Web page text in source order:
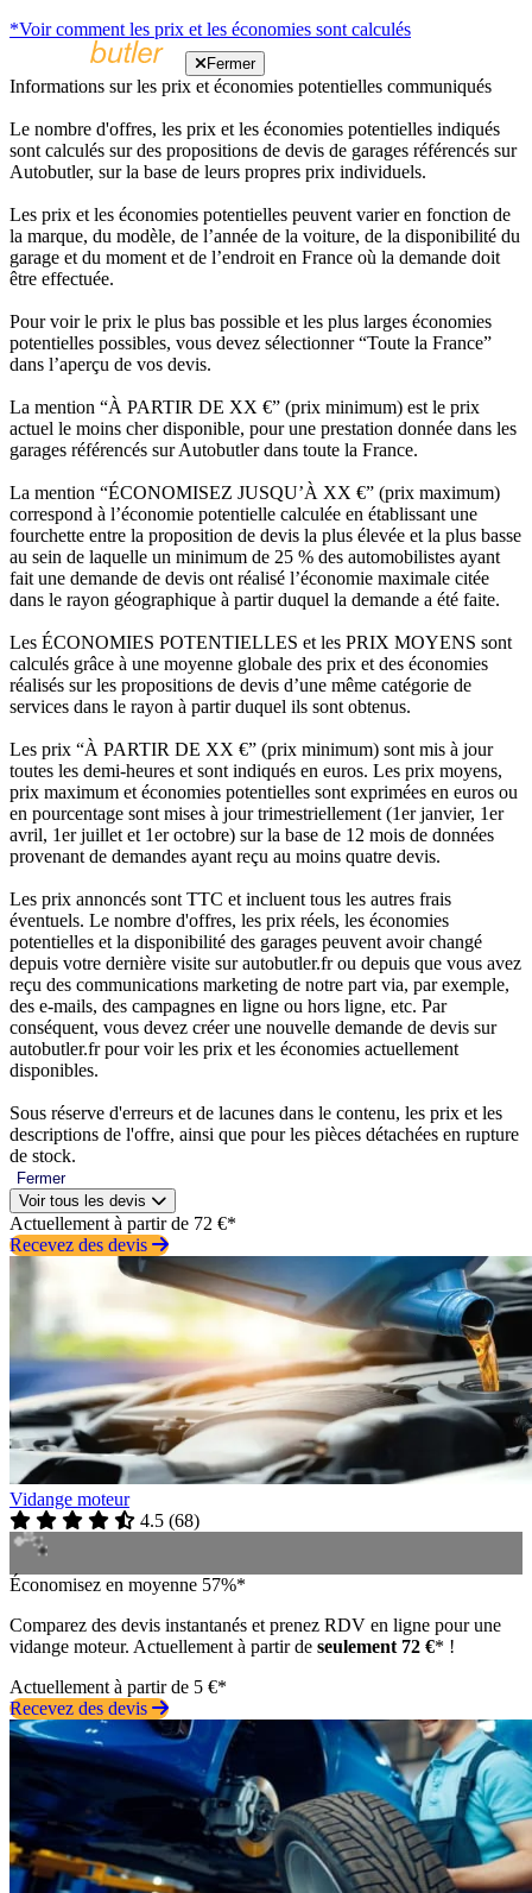
*Voir comment les prix et les économies sont calculés
Fermer
Informations sur les prix et économies potentielles communiqués
Le nombre d'offres, les prix et les économies potentielles indiqués
sont calculés sur des propositions de devis de garages référencés sur
Autobutler, sur la base de leurs propres prix individuels.
Les prix et les économies potentielles peuvent varier en fonction de
la marque, du modèle, de l’année de la voiture, de la disponibilité du
garage et du moment et de l’endroit en France où la demande doit
être effectuée.
Pour voir le prix le plus bas possible et les plus larges économies
potentielles possibles, vous devez sélectionner “Toute la France”
dans l’aperçu de vos devis.
La mention “À PARTIR DE XX €” (prix minimum) est le prix
actuel le moins cher disponible, pour une prestation donnée dans les
garages référencés sur Autobutler dans toute la France.
La mention “ÉCONOMISEZ JUSQU’À XX €” (prix maximum)
correspond à l’économie potentielle calculée en établissant une
fourchette entre la proposition de devis la plus élevée et la plus basse
au sein de laquelle un minimum de 25 % des automobilistes ayant
fait une demande de devis ont réalisé l’économie maximale citée
dans le rayon géographique à partir duquel la demande a été faite.
Les ÉCONOMIES POTENTIELLES et les PRIX MOYENS sont
calculés grâce à une moyenne globale des prix et des économies
réalisés sur les propositions de devis d’une même catégorie de
services dans le rayon à partir duquel ils sont obtenus.
Les prix “À PARTIR DE XX €” (prix minimum) sont mis à jour
toutes les demi-heures et sont indiqués en euros. Les prix moyens,
prix maximum et économies potentielles sont exprimées en euros ou
en pourcentage sont mises à jour trimestriellement (1er janvier, 1er
avril, 1er juillet et 1er octobre) sur la base de 12 mois de données
provenant de demandes ayant reçu au moins quatre devis.
Les prix annoncés sont TTC et incluent tous les autres frais
éventuels. Le nombre d'offres, les prix réels, les économies
potentielles et la disponibilité des garages peuvent avoir changé
depuis votre dernière visite sur autobutler.fr ou depuis que vous avez
reçu des communications marketing de notre part via, par exemple,
des e-mails, des campagnes en ligne ou hors ligne, etc. Par
conséquent, vous devez créer une nouvelle demande de devis sur
autobutler.fr pour voir les prix et les économies actuellement
disponibles.
Sous réserve d'erreurs et de lacunes dans le contenu, les prix et les
descriptions de l'offre, ainsi que pour les pièces détachées en rupture
de stock.
Fermer
Voir tous les devis
Actuellement à partir de 72 €*
Recevez des devis
Vidange moteur
4.5 (68)
Économisez en moyenne 57%*
Comparez des devis instantanés et prenez RDV en ligne pour une
vidange moteur. Actuellement à partir de seulement 72 €* !
Actuellement à partir de 5 €*
Recevez des devis